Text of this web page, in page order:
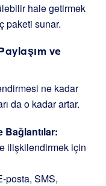
hale getirmek
paketi sunar.
ve
ne kadar
da o kadar artar.
Bağlantılar:
ilişkilendirmek için
posta, SMS,